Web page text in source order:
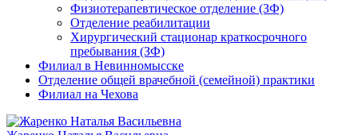
Физиотерапевтическое отделение (ЗФ)
Отделение реабилитации
Хирургический стационар краткосрочного
пребывания (ЗФ)
Филиал в Невинномысске
Отделение общей врачебной (семейной) практики
Филиал на Чехова